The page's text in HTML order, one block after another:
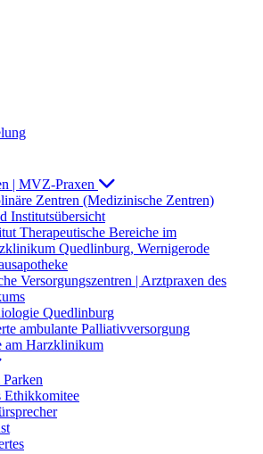
| MVZ-Praxen
Zentren (Medizinische Zentren)
Institutsübersicht
Therapeutische Bereiche im
Quedlinburg, Wernigerode
Versorgungszentren | Arztpraxen des
Quedlinburg
ambulante Palliativversorgung
am Harzklinikum
Ethikkomitee